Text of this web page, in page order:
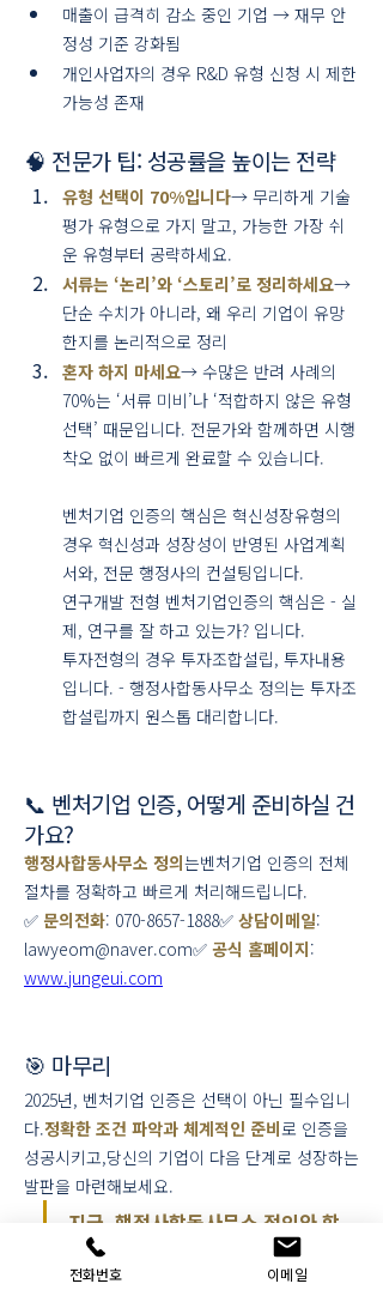
매출이 급격히 감소 중인 기업 → 재무 안
정성 기준 강화됨
개인사업자의 경우 R&D 유형 신청 시 제한
가능성 존재
🧠 전문가 팁: 성공률을 높이는 전략
유형 선택이 70%입니다→ 무리하게 기술
평가 유형으로 가지 말고, 가능한 가장 쉬
운 유형부터 공략하세요.
서류는 ‘논리’와 ‘스토리’로 정리하세요→
단순 수치가 아니라, 왜 우리 기업이 유망
한지를 논리적으로 정리
혼자 하지 마세요→ 수많은 반려 사례의
70%는 ‘서류 미비’나 ‘적합하지 않은 유형
선택’ 때문입니다. 전문가와 함께하면 시행
착오 없이 빠르게 완료할 수 있습니다.
벤처기업 인증의 핵심은 혁신성장유형의
경우 혁신성과 성장성이 반영된 사업계획
서와, 전문 행정사의 컨설팅입니다.
연구개발 전형 벤처기업인증의 핵심은 - 실
제, 연구를 잘 하고 있는가? 입니다.
투자전형의 경우 투자조합설립, 투자내용
입니다. - 행정사합동사무소 정의는 투자조
합설립까지 원스톱 대리합니다.
📞 벤처기업 인증, 어떻게 준비하실 건
가요?
행정사합동사무소 정의는벤처기업 인증의 전체
절차를 정확하고 빠르게 처리해드립니다.
✅ 문의전화: 070-8657-1888✅ 상담이메일:
lawyeom@naver.com✅ 공식 홈페이지
www.jungeui.com
🎯 마무리
2025년, 벤처기업 인증은 선택이 아닌 필수입니
다.정확한 조건 파악과 체계적인 준비로 인증을
성공시키고,당신의 기업이 다음 단계로 성장하는
발판을 마련해보세요.
지금, 행정사합동사무소 정의와 함
께 시작하세요!
전화번호 이메일